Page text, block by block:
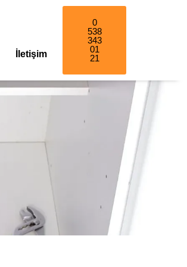
İletişim
0
538
343
01
21